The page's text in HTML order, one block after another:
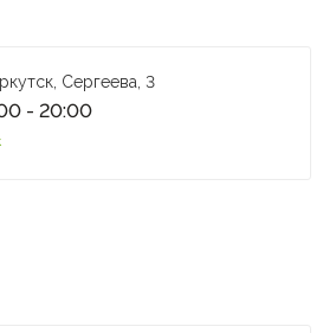
Сергеева, 3
- 20:00